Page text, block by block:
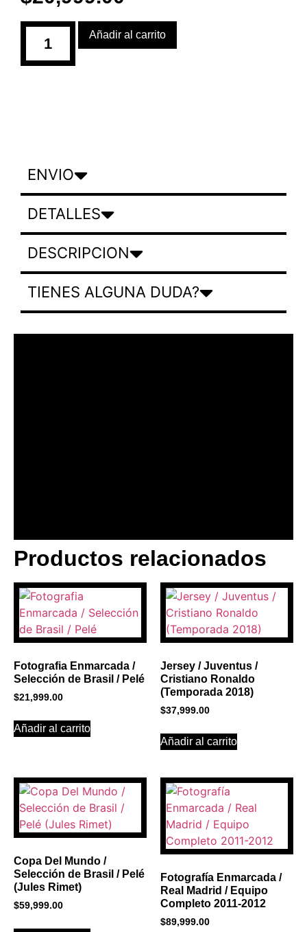
Añadir al carrito
ENVIO
DETALLES
DESCRIPCION
TIENES ALGUNA DUDA?
BANNER CON
PROMOCIONES 1
Click Here
Productos relacionados
Fotografia Enmarcada /
Selección de Brasil / Pelé
$21,999.00
Añadir al carrito
Jersey / Juventus /
Cristiano Ronaldo
(Temporada 2018)
$37,999.00
Añadir al carrito
Copa Del Mundo /
Selección de Brasil / Pelé
(Jules Rimet)
$59,999.00
Fotografía Enmarcada /
Real Madrid / Equipo
Completo 2011-2012
$89,999.00